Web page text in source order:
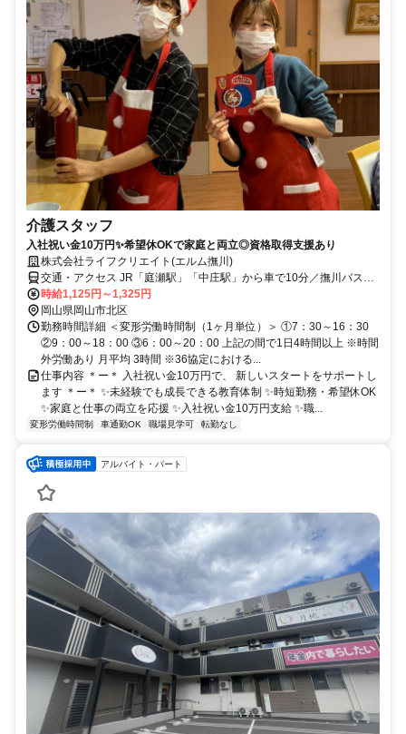
介護スタッフ
入社祝い金10万円✨希望休OKで家庭と両立◎資格取得支援あり
株式会社ライフクリエイト(エルム撫川)
交通・アクセス JR「庭瀬駅」「中庄駅」から車で10分／撫川バス
停・下撫川バス停より徒歩10分
時給1,125円～1,325円
岡山県岡山市北区
勤務時間詳細 ＜変形労働時間制（1ヶ月単位）＞ ①7：30～16：30
②9：00～18：00 ③6：00～20：00 上記の間で1日4時間以上 ※時間
外労働あり 月平均 3時間 ※36協定における...
仕事内容 ＊ー＊ 入社祝い金10万円で、 新しいスタートをサポートし
ます ＊ー＊ ✨未経験でも成長できる教育体制 ✨時短勤務・希望休OK
✨家庭と仕事の両立を応援 ✨入社祝い金10万円支給 ✨職...
変形労働時間制 車通勤OK 職場見学可 転勤なし
アルバイト・パート